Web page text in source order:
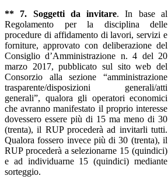
** 7. Soggetti da invitare.In base al
Regolamento per la disciplina delle
procedure di affidamento di lavori, servizi e
forniture, approvato con deliberazione del
Consiglio d’Amministrazione n. 4 del 20
marzo 2017, pubblicato sul sito web del
Consorzio alla sezione “amministrazione
trasparente/disposizioni generali/atti
generali”, qualora gli operatori economici
che avranno manifestato il proprio interesse
dovessero essere più di 15 ma meno di 30
(trenta), il RUP procederà ad invitarli tutti.
Qualora fossero invece più di 30 (trenta), il
RUP procederà a selezionarne 15 (quindici)
e ad individuarne 15 (quindici) mediante
sorteggio.